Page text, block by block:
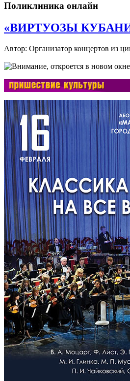
Поликлиника онлайн
«ВИРТУОЗЫ КУБАНИ»
Автор: Организатор